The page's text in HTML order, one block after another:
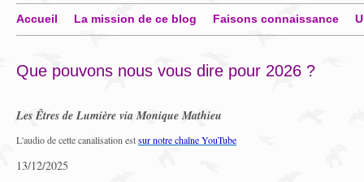
Accueil La mission de ce blog Faisons connaissance
Que pouvons nous vous dire pour 2026 ?
Les Êtres de Lumière via Monique Mathieu
L'audio de cette canalisation estsur notre chaîne YouTube
13/12/2025